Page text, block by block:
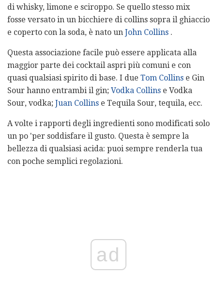
di whisky, limone e sciroppo. Se quello stesso mix
fosse versato in un bicchiere di collins sopra il ghiaccio
e coperto con la soda, è nato un John Collins .
Questa associazione facile può essere applicata alla
maggior parte dei cocktail aspri più comuni e con
quasi qualsiasi spirito di base. I due Tom Collins e Gin
Sour hanno entrambi il gin; Vodka Collins e Vodka
Sour, vodka; Juan Collins e Tequila Sour, tequila, ecc.
A volte i rapporti degli ingredienti sono modificati solo
un po 'per soddisfare il gusto. Questa è sempre la
bellezza di qualsiasi acida: puoi sempre renderla tua
con poche semplici regolazioni.
ad